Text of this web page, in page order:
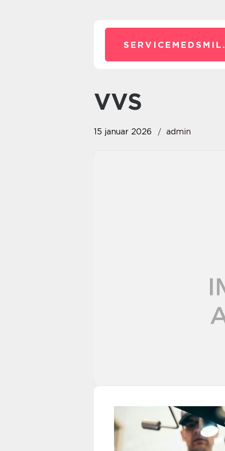
SERVICEMEDSMIL.
VVS
15 januar 2026 admin